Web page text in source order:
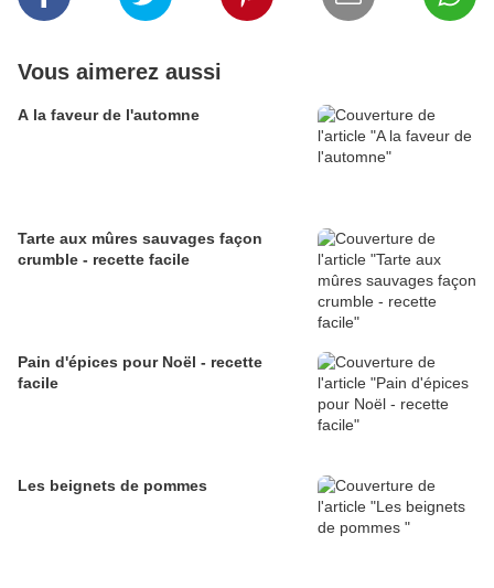
Vous aimerez aussi
A la faveur de l'automne
Tarte aux mûres sauvages façon
crumble - recette facile
Pain d'épices pour Noël - recette
facile
Les beignets de pommes